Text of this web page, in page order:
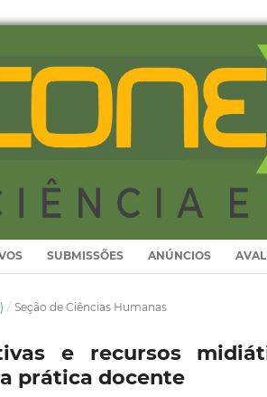
SUBMISSÕES ANÚNCIOS
/ Seção de Ciências Humanas
e recursos
prática docente